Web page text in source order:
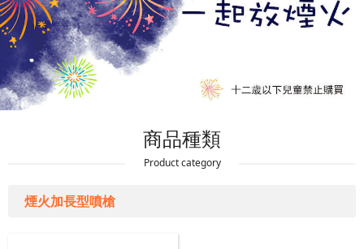
商品種類
Product category
煙火加長型噴槍